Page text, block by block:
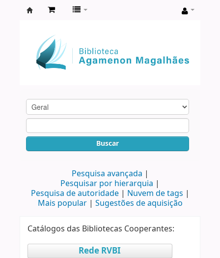
Agamenon
Magalhães
Buscar
Pesquisa avançada
Pesquisar por hierarquia
Pesquisa de autoridade
Nuvem de tags
Mais popular
Sugestões de aquisição
Catálogos das Bibliotecas Cooperantes:
Rede RVBI